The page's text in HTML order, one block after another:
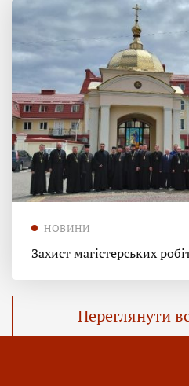
НОВИНИ
Захист магістерських
Переглянути